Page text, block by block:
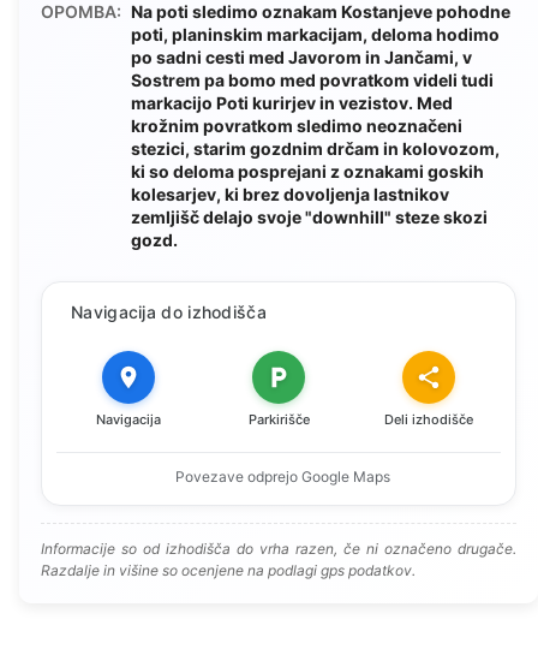
OPOMBA: Na poti sledimo oznakam Kostanjeve pohodne
poti, planinskim markacijam, deloma hodimo
po sadni cesti med Javorom in Jančami, v
Sostrem pa bomo med povratkom videli tudi
markacijo Poti kurirjev in vezistov. Med
krožnim povratkom sledimo neoznačeni
stezici, starim gozdnim drčam in kolovozom,
ki so deloma posprejani z oznakami goskih
kolesarjev, ki brez dovoljenja lastnikov
zemljišč delajo svoje "downhill" steze skozi
gozd.
Navigacija do izhodišča
Navigacija Parkirišče Deli izhodišče
Povezave odprejo Google Maps
Informacije so od izhodišča do vrha razen, če ni označeno drugače.
Razdalje in višine so ocenjene na podlagi gps podatkov.